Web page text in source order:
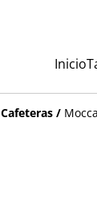
Inicio
Cafeteras /